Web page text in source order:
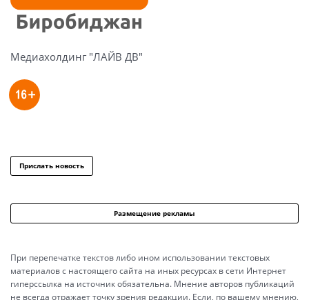
Медиахолдинг "ЛАЙВ ДВ"
Прислать новость
Размещение рекламы
При перепечатке текстов либо ином использовании текстовых
материалов с настоящего сайта на иных ресурсах в сети Интернет
гиперссылка на источник обязательна. Мнение авторов публикаций
не всегда отражает точку зрения редакции. Если, по вашему мнению,